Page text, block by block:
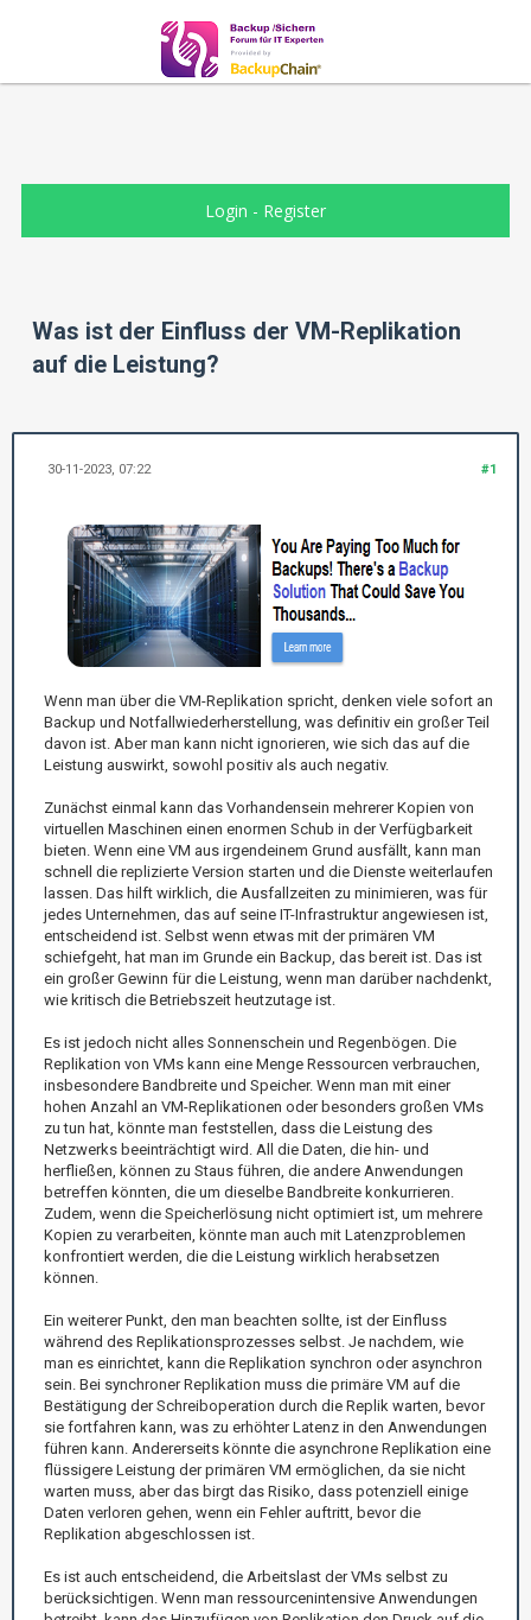
Login - Register
Was ist der Einfluss der VM-Replikation
auf die Leistung?
#1
30-11-2023, 07:22
Wenn man über die VM-Replikation spricht, denken viele sofort an
Backup und Notfallwiederherstellung, was definitiv ein großer Teil
davon ist. Aber man kann nicht ignorieren, wie sich das auf die
Leistung auswirkt, sowohl positiv als auch negativ.
Zunächst einmal kann das Vorhandensein mehrerer Kopien von
virtuellen Maschinen einen enormen Schub in der Verfügbarkeit
bieten. Wenn eine VM aus irgendeinem Grund ausfällt, kann man
schnell die replizierte Version starten und die Dienste weiterlaufen
lassen. Das hilft wirklich, die Ausfallzeiten zu minimieren, was für
jedes Unternehmen, das auf seine IT-Infrastruktur angewiesen ist,
entscheidend ist. Selbst wenn etwas mit der primären VM
schiefgeht, hat man im Grunde ein Backup, das bereit ist. Das ist
ein großer Gewinn für die Leistung, wenn man darüber nachdenkt,
wie kritisch die Betriebszeit heutzutage ist.
Es ist jedoch nicht alles Sonnenschein und Regenbögen. Die
Replikation von VMs kann eine Menge Ressourcen verbrauchen,
insbesondere Bandbreite und Speicher. Wenn man mit einer
hohen Anzahl an VM-Replikationen oder besonders großen VMs
zu tun hat, könnte man feststellen, dass die Leistung des
Netzwerks beeinträchtigt wird. All die Daten, die hin- und
herfließen, können zu Staus führen, die andere Anwendungen
betreffen könnten, die um dieselbe Bandbreite konkurrieren.
Zudem, wenn die Speicherlösung nicht optimiert ist, um mehrere
Kopien zu verarbeiten, könnte man auch mit Latenzproblemen
konfrontiert werden, die die Leistung wirklich herabsetzen
können.
Ein weiterer Punkt, den man beachten sollte, ist der Einfluss
während des Replikationsprozesses selbst. Je nachdem, wie
man es einrichtet, kann die Replikation synchron oder asynchron
sein. Bei synchroner Replikation muss die primäre VM auf die
Bestätigung der Schreiboperation durch die Replik warten, bevor
sie fortfahren kann, was zu erhöhter Latenz in den Anwendungen
führen kann. Andererseits könnte die asynchrone Replikation eine
flüssigere Leistung der primären VM ermöglichen, da sie nicht
warten muss, aber das birgt das Risiko, dass potenziell einige
Daten verloren gehen, wenn ein Fehler auftritt, bevor die
Replikation abgeschlossen ist.
Es ist auch entscheidend, die Arbeitslast der VMs selbst zu
berücksichtigen. Wenn man ressourcenintensive Anwendungen